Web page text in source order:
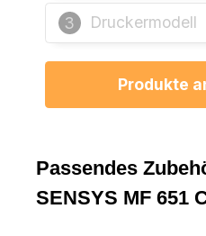
3 Druckermodell
Produkte
Passendes
SENSYS MF 651